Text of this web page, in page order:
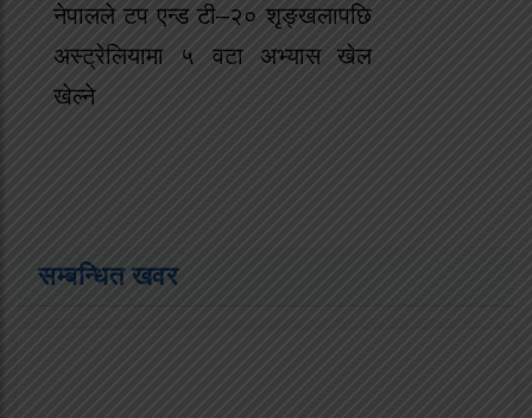
नेपालले टप एन्ड टी–२० शृङ्खलापछि
अस्ट्रेलियामा ५ वटा अभ्यास खेल
खेल्ने
सम्बन्धित खवर